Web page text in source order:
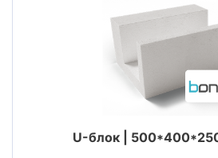
U-блок |